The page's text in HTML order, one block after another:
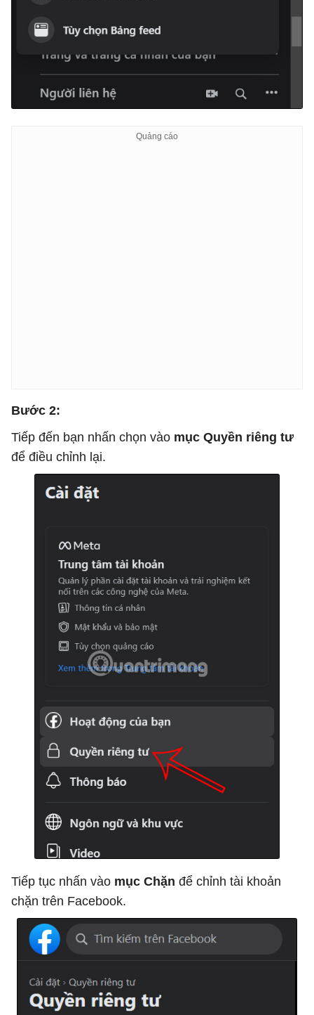
Bước 2:
Tiếp đến bạn nhấn chọn vào mục Quyền riêng tư
để điều chỉnh lại.
Tiếp tục nhấn vào mục Chặn để chỉnh tài khoản
chặn trên Facebook.